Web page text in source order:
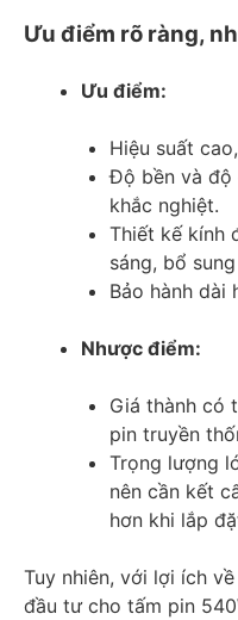
Ưu điểm rõ ràng,
Ưu điểm:
Hiệu suất
Độ bền và độ
khắc nghiệt.
Thiết kế kính
sáng, bổ
Bảo hành dài
Nhược điểm:
Giá thành có
pin truyền
Trọng lượng
nên cần kết
hơn khi lắp
Tuy nhiên, với lợi ích
đầu tư cho tấm pin